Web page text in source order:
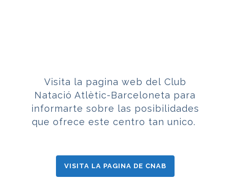
Visita la pagina web del Club
Natació Atlètic-Barceloneta para
informarte sobre las posibilidades
que ofrece este centro tan unico.
VISITA LA PAGINA DE CNAB